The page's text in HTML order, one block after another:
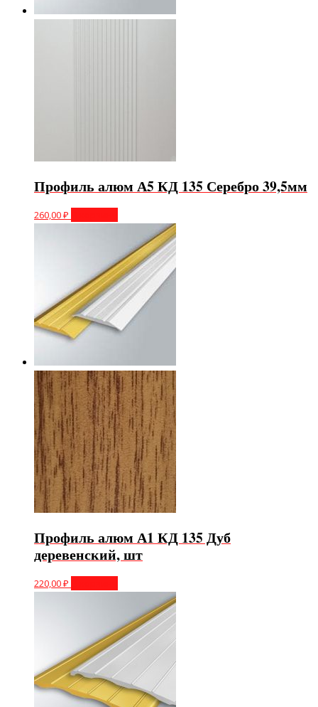
Профиль алюм А5 КД 135 Серебро 39,5мм
260,00₽
Профиль алюм А1 КД 135 Дуб
деревенский, шт
220,00₽